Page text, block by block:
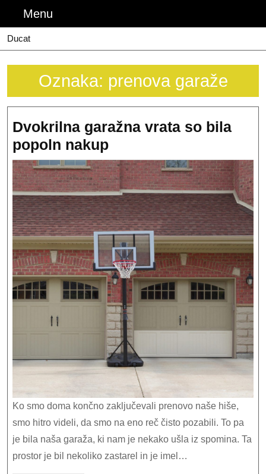
content
Menu
Ducat
Oznaka: prenova garaže
Dvokrilna garažna vrata so bila
popoln nakupDvokrilna
garažna
vrata
so
bila
popoln
nakup
Ko smo doma končno zaključevali prenovo naše hiše,
smo hitro videli, da smo na eno reč čisto pozabili. To pa
je bila naša garaža, ki nam je nekako ušla iz spomina. Ta
prostor je bil nekoliko zastarel in je imel…